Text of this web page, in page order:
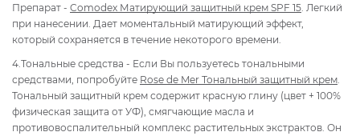
Препарат - Comodex Матирующий защитный крем SPF 15 . Легкий
при нанесении. Дает моментальный матирующий эффект,
который сохраняется в течение некоторого времени.
4.Тональные средства - Если Вы пользуетесь тональными
средствами, попробуйте Rose de Mer Тональный защитный крем
Тональный защитный крем содержит красную глину (цвет + 100%
физическая защита от УФ), смягчающие масла и
противовоспалительный комплекс растительных экстрактов. Он